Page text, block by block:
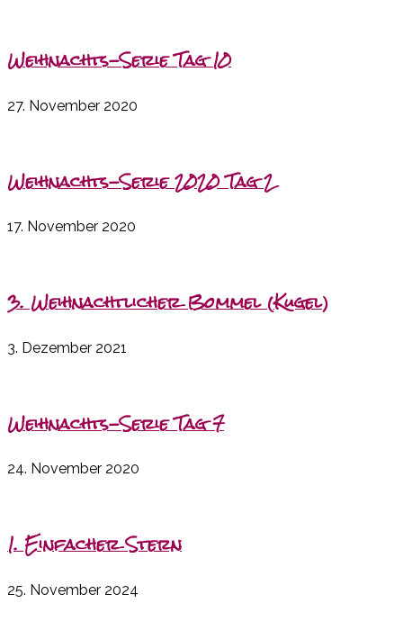
Weihnachts-Serie Tag 10
27. November 2020
Weihnachts-Serie 2020 Tag 2
17. November 2020
3. Weihnachtlicher Bommel (Kugel)
3. Dezember 2021
Weihnachts-Serie Tag 7
24. November 2020
1. Einfacher Stern
25. November 2024